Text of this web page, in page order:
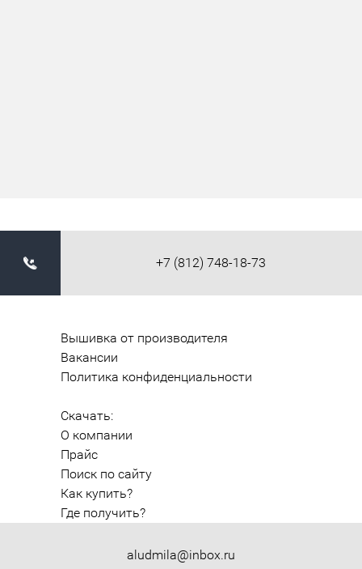
+7 (812) 748-18-73
aludmila@inbox.ru
Вышивка от производителя
Вакансии
Политика конфиденциальности
Скачать:
О компании
Прайс
Поиск по сайту
Как купить?
Где получить?